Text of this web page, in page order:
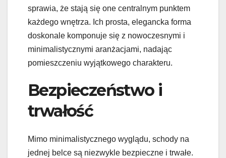
sprawia, że stają się one centralnym punktem
każdego wnętrza. Ich prosta, elegancka forma
doskonale komponuje się z nowoczesnymi i
minimalistycznymi aranżacjami, nadając
pomieszczeniu wyjątkowego charakteru.
Bezpieczeństwo i
trwałość
Mimo minimalistycznego wyglądu, schody na
jednej belce są niezwykle bezpieczne i trwałe.